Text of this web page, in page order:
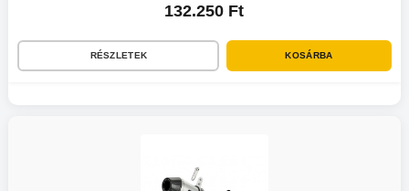
132.250 Ft
RÉSZLETEK KOSÁRBA